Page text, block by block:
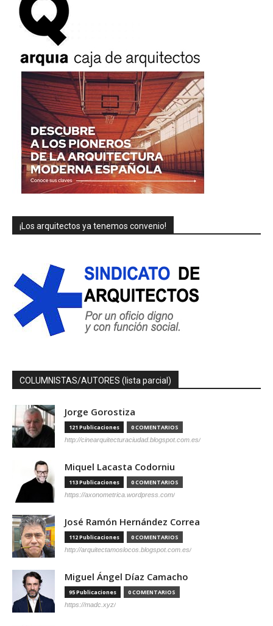
¡Los arquitectos ya tenemos convenio!
COLUMNISTAS/AUTORES (lista parcial)
Jorge Gorostiza
121 Publicaciones 0 COMENTARIOS
http://cinearquitecturaciudad.blogspot.com.es/
Miquel Lacasta Codorniu
113 Publicaciones 0 COMENTARIOS
https://axonometrica.wordpress.com/
José Ramón Hernández Correa
112 Publicaciones 0 COMENTARIOS
http://arquitectamoslocos.blogspot.com.es/
Miguel Ángel Díaz Camacho
95 Publicaciones 0 COMENTARIOS
https://madc.xyz/